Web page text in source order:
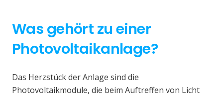
Was gehört zu einer
Photovoltaikanlage?
Das Herzstück der Anlage sind die
Photovoltaikmodule, die beim Auftreffen von Licht